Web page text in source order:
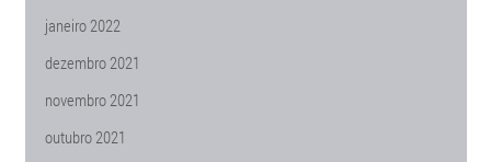
janeiro 2022
dezembro 2021
novembro 2021
outubro 2021